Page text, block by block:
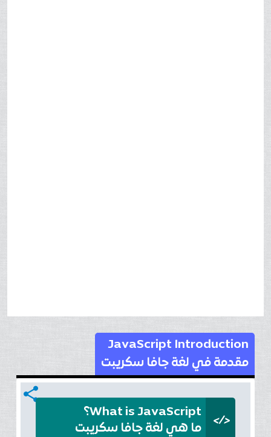
JavaScript Introduction
مقدمة في لغة جافا سكريبت
share
</>
What is JavaScript؟
ما هي لغة جافا سكريبت